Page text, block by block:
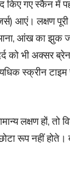
किए गए स्कैन में
आएं। लक्षण
आंख का झुक
को भी अक्सर
स्क्रीन
लक्षण हों,
रूप नहीं